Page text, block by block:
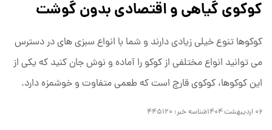
کوکوی گیاهی و اقتصادی بدون گوشت
کوکوها تنوع خیلی زیادی دارند و شما با انواع سبزی های در دسترس
می توانید انواع مختلفی از کوکو را آماده و نوش جان کنید که یکی از
این کوکوها، کوکوی قارچ است که طعمی متفاوت و خوشمزه دارد.
۰۶ اردیبهشت ۱۴۰۴ شناسه خبر: ۴۴۵۱۲۰